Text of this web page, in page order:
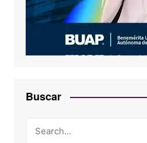
Buscar